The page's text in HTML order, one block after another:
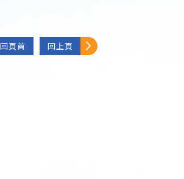
回頁首 回上頁